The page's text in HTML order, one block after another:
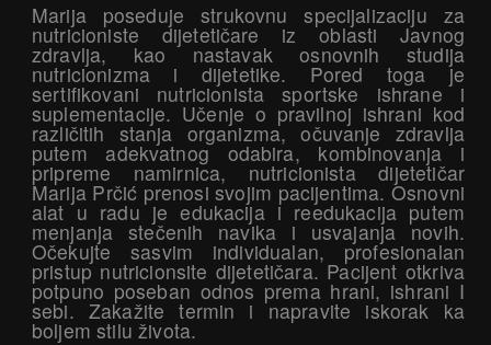
Marija poseduje strukovnu specijalizaciju za
nutricioniste dijetetičare iz oblasti Javnog
zdravlja, kao nastavak osnovnih studija
nutricionizma i dijetetike. Pored toga je
sertifikovani nutricionista sportske ishrane i
suplementacije. Učenje o pravilnoj ishrani kod
različitih stanja organizma, očuvanje zdravlja
putem adekvatnog odabira, kombinovanja i
pripreme namirnica, nutricionista dijetetičar
Marija Prčić prenosi svojim pacijentima. Osnovni
alat u radu je edukacija i reedukacija putem
menjanja stečenih navika i usvajanja novih.
Očekujte sasvim individualan, profesionalan
pristup nutricionsite dijetetičara. Pacijent otkriva
potpuno poseban odnos prema hrani, ishrani I
sebi. Zakažite termin i napravite iskorak ka
boljem stilu života.